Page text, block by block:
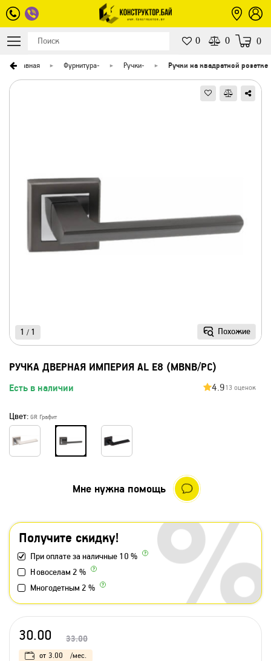
0 0 0
Главная Фурнитура- Ручки- Ручки на квадратной розетке
Похожие
1 / 1
РУЧКА ДВЕРНАЯ ИМПЕРИЯ AL E8 (MBNB/PC)
Есть в наличии 4.913 оценок
Цвет: GR Графит
Получите скидку!
При оплате за наличные 10 %
Новоселам 2 %
Многодетным 2 %
Мне нужна помощь
30.00 33.00
от 3.00 /мес.